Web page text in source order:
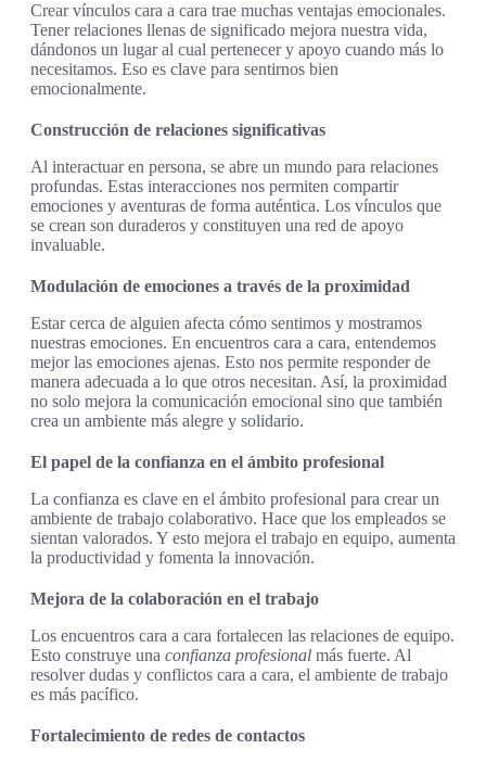
Crear vínculos cara a cara trae muchas ventajas emocionales.
Tener relaciones llenas de significado mejora nuestra vida,
dándonos un lugar al cual pertenecer y apoyo cuando más lo
necesitamos. Eso es clave para sentirnos bien
emocionalmente.
Construcción de relaciones significativas
Al interactuar en persona, se abre un mundo para relaciones
profundas. Estas interacciones nos permiten compartir
emociones y aventuras de forma auténtica. Los vínculos que
se crean son duraderos y constituyen una red de apoyo
invaluable.
Modulación de emociones a través de la proximidad
Estar cerca de alguien afecta cómo sentimos y mostramos
nuestras emociones. En encuentros cara a cara, entendemos
mejor las emociones ajenas. Esto nos permite responder de
manera adecuada a lo que otros necesitan. Así, la proximidad
no solo mejora la comunicación emocional sino que también
crea un ambiente más alegre y solidario.
El papel de la confianza en el ámbito profesional
La confianza es clave en el ámbito profesional para crear un
ambiente de trabajo colaborativo. Hace que los empleados se
sientan valorados. Y esto mejora el trabajo en equipo, aumenta
la productividad y fomenta la innovación.
Mejora de la colaboración en el trabajo
Los encuentros cara a cara fortalecen las relaciones de equipo.
Esto construye una confianza profesional más fuerte. Al
resolver dudas y conflictos cara a cara, el ambiente de trabajo
es más pacífico.
Fortalecimiento de redes de contactos